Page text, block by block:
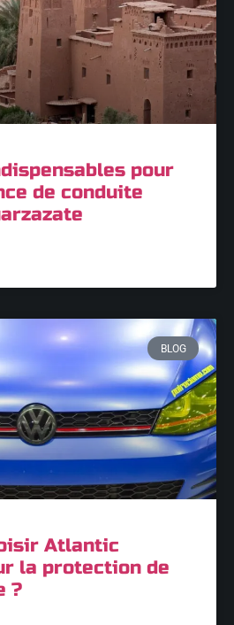
pour
de conduite
BLOG
Atlantic
la protection de
?